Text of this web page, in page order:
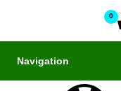
0
Navigation